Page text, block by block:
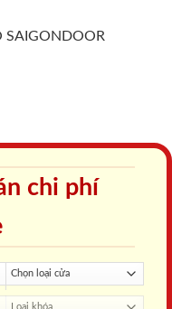
SAIGONDOOR
chi phí